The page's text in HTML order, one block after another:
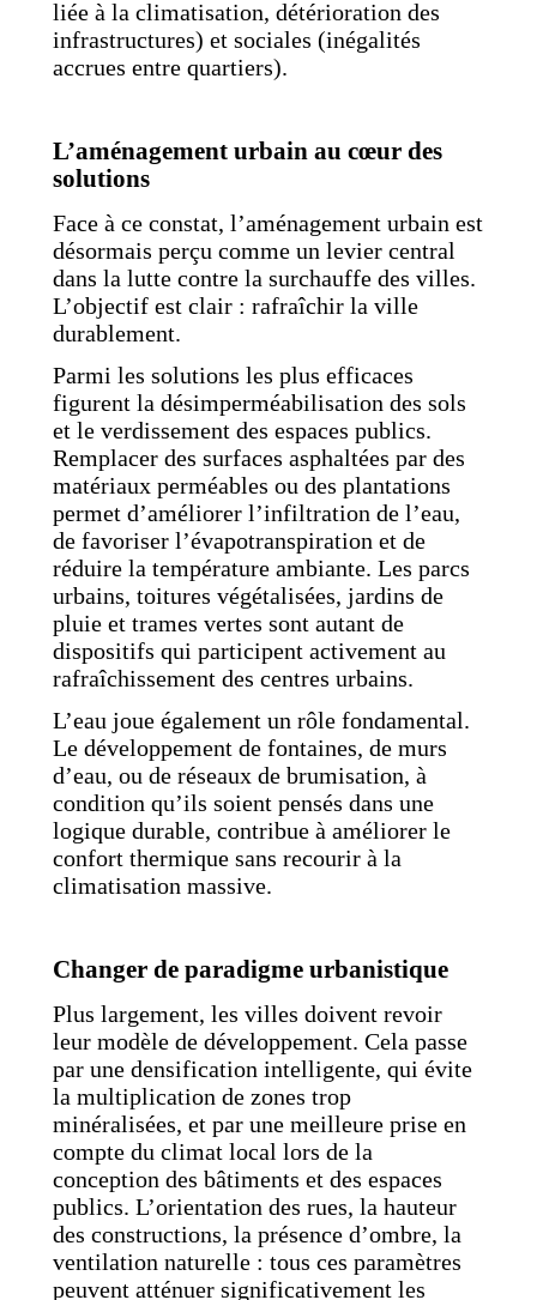
liée à la climatisation, détérioration des
infrastructures) et sociales (inégalités
accrues entre quartiers).
L’aménagement urbain au cœur des
solutions
Face à ce constat, l’aménagement urbain est
désormais perçu comme un levier central
dans la lutte contre la surchauffe des villes.
L’objectif est clair : rafraîchir la ville
durablement.
Parmi les solutions les plus efficaces
figurent la désimperméabilisation des sols
et le verdissement des espaces publics.
Remplacer des surfaces asphaltées par des
matériaux perméables ou des plantations
permet d’améliorer l’infiltration de l’eau,
de favoriser l’évapotranspiration et de
réduire la température ambiante. Les parcs
urbains, toitures végétalisées, jardins de
pluie et trames vertes sont autant de
dispositifs qui participent activement au
rafraîchissement des centres urbains.
L’eau joue également un rôle fondamental.
Le développement de fontaines, de murs
d’eau, ou de réseaux de brumisation, à
condition qu’ils soient pensés dans une
logique durable, contribue à améliorer le
confort thermique sans recourir à la
climatisation massive.
Changer de paradigme urbanistique
Plus largement, les villes doivent revoir
leur modèle de développement. Cela passe
par une densification intelligente, qui évite
la multiplication de zones trop
minéralisées, et par une meilleure prise en
compte du climat local lors de la
conception des bâtiments et des espaces
publics. L’orientation des rues, la hauteur
des constructions, la présence d’ombre, la
ventilation naturelle : tous ces paramètres
peuvent atténuer significativement les